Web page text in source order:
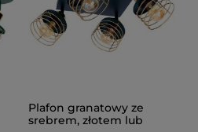
Plafon granatowy ze
srebrem, złotem lub